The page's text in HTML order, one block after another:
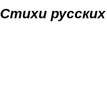
Стихи